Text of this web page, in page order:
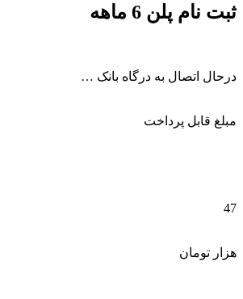
ثبت نام پلن 6 ماهه
درحال اتصال به درگاه بانک …
مبلغ قابل پرداخت
47
هزار تومان